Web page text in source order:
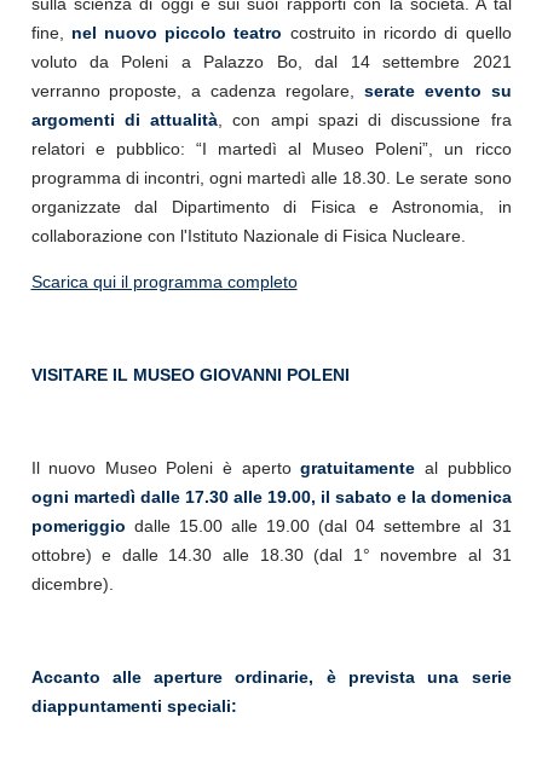
fine, nel nuovo piccolo teatro costruito in ricordo di quello
voluto da Poleni a Palazzo Bo, dal 14 settembre 2021
verranno proposte, a cadenza regolare, serate evento su
argomenti di attualità , con ampi spazi di discussione fra
relatori e pubblico: “I martedì al Museo Poleni”, un ricco
programma di incontri, ogni martedì alle 18.30. Le serate sono
organizzate dal Dipartimento di Fisica e Astronomia, in
collaborazione con l'Istituto Nazionale di Fisica Nucleare.
Scarica qui il programma completo
VISITARE IL MUSEO GIOVANNI POLENI
Il nuovo Museo Poleni è apertogratuitamente al pubblico
ogni martedì dalle 17.30 alle 19.00, il sabato e la domenica
pomeriggio dalle 15.00 alle 19.00 (dal 04 settembre al 31
ottobre) e dalle 14.30 alle 18.30 (dal 1° novembre al 31
dicembre).
Accanto alle aperture ordinarie, è prevista una serie
diappuntamenti speciali: